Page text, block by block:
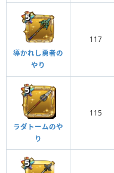
導かれし勇者の
やり
117
ラダトームのや
り
115